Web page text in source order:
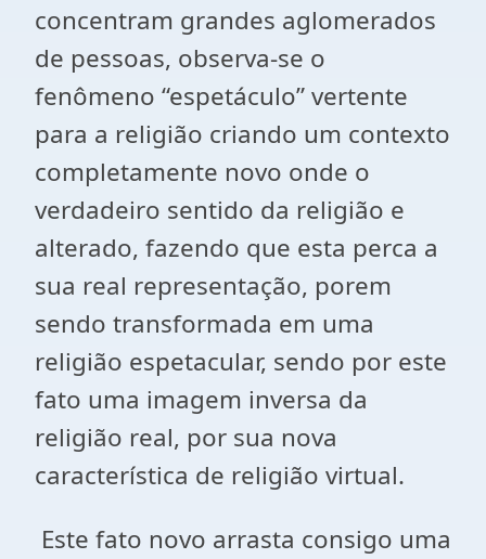
concentram grandes aglomerados
de pessoas, observa-se o
fenômeno “espetáculo” vertente
para a religião criando um contexto
completamente novo onde o
verdadeiro sentido da religião e
alterado, fazendo que esta perca a
sua real representação, porem
sendo transformada em uma
religião espetacular, sendo por este
fato uma imagem inversa da
religião real, por sua nova
característica de religião virtual.
Este fato novo arrasta consigo uma